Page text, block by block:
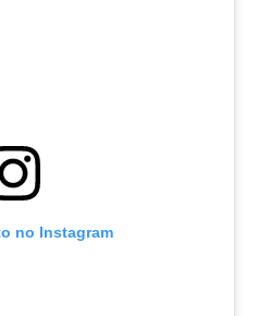
no Instagram